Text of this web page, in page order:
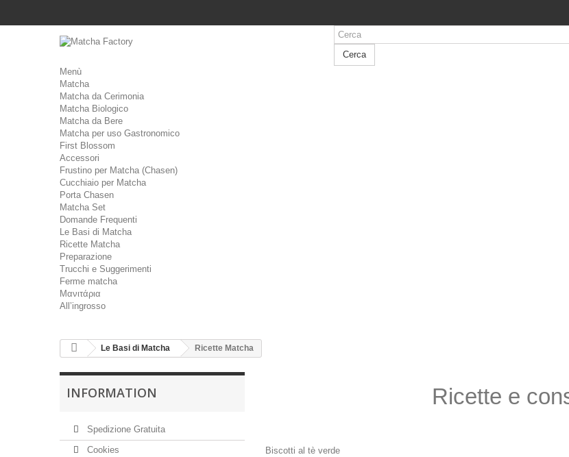
Cerca
Menù
Matcha
Matcha da Cerimonia
Matcha Biologico
Matcha da Bere
Matcha per uso Gastronomico
First Blossom
Accessori
Frustino per Matcha (Chasen)
Cucchiaio per Matcha
Porta Chasen
Matcha Set
Domande Frequenti
Le Basi di Matcha
Ricette Matcha
Preparazione
Trucchi e Suggerimenti
Ferme matcha
Μανιτάρια
All’ingrosso
Le Basi di Matcha Ricette Matcha
INFORMATION
Spedizione Gratuita
Cookies
Ricette e
Biscotti al tè verde